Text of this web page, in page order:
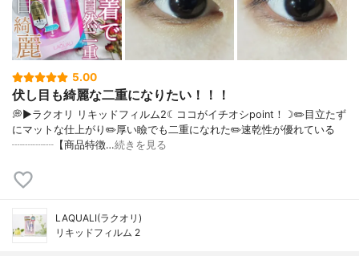
5.00
伏し目も綺麗な二重になりたい！！！
💭▶️ラクオリ リキッドフィルム2☾ココがイチオシpoint！☽✏️目立たず
にマットな仕上がり✏️厚い瞼でも二重になれた✏️速乾性が優れている
┈┈┈┈【商品特徴…続きを見る
LAQUALI(ラクオリ)
リキッドフィルム 2